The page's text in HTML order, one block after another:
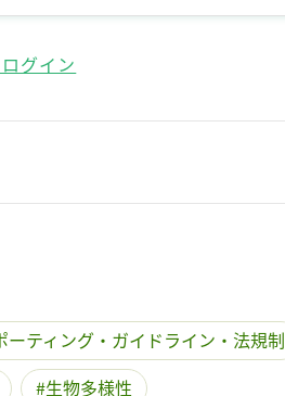
グイン
ーティング・ガイドライン・法規制
生物多様性